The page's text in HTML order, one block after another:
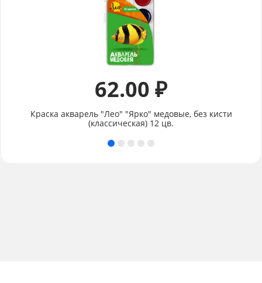
62.00 ₽
Краска акварель "Лео" "Ярко" медовые, без кисти
(классическая) 12 цв.